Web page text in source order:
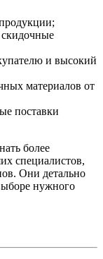
и высокий
материалов от
поставки
более
специалистов,
Они детально
нужного